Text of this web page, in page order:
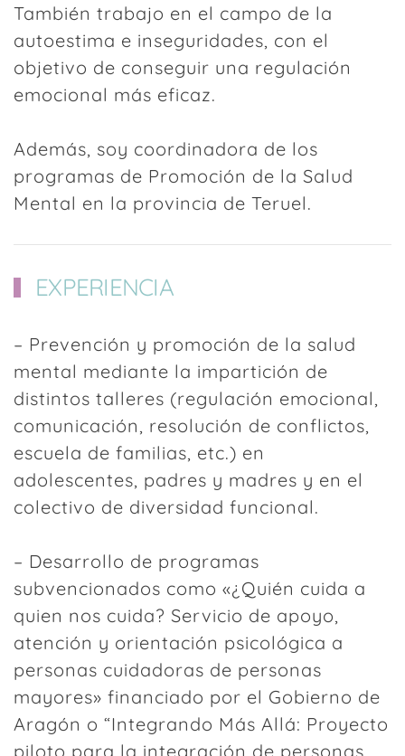
También trabajo en el campo de la
autoestima e inseguridades, con el
objetivo de conseguir una regulación
emocional más eficaz.
Además, soy coordinadora de los
programas de Promoción de la Salud
Mental en la provincia de Teruel.
EXPERIENCIA
– Prevención y promoción de la salud
mental mediante la impartición de
distintos talleres (regulación emocional,
comunicación, resolución de conflictos,
escuela de familias, etc.) en
adolescentes, padres y madres y en el
colectivo de diversidad funcional.
– Desarrollo de programas
subvencionados como «¿Quién cuida a
quien nos cuida? Servicio de apoyo,
atención y orientación psicológica a
personas cuidadoras de personas
mayores» financiado por el Gobierno de
Aragón o “Integrando Más Allá: Proyecto
piloto para la integración de personas